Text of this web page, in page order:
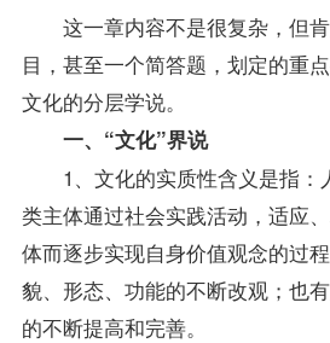
这一章内容不是很复杂，但肯
目，甚至一个简答题，划定的重
文化的分层学说。
一、“文化”界说
1、文化的实质性含义是指：
类主体通过社会实践活动，适应
体而逐步实现自身价值观念的过
貌、形态、功能的不断改观；也
的不断提高和完善。